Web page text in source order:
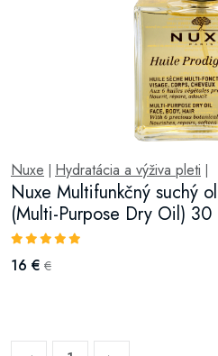
Nuxe Hydratácia a výživa pleti
Nuxe Multifunkčný suchý
(Multi-Purpose Dry Oil) 30
16 € €